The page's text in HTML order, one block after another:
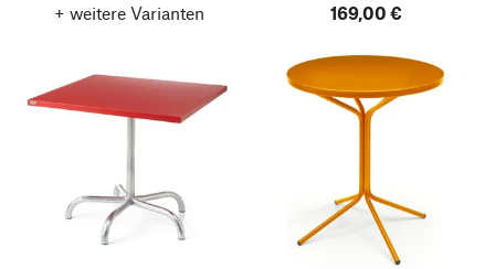
+ weitere Varianten
169,00 €